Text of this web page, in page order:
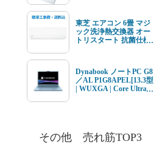
東芝 エアコン 6畳 マジ
ック洗浄熱交換器 オー
トリスタート 抗菌仕様
ル 標準工事費込 単相
100V 15Aタイプ
Dynabook ノートPC G8
／AL P1G8APEL[13.3型
| WUXGA | Core Ultra 7
その他 売れ筋TOP3